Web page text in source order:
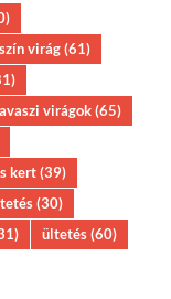
virág(61)
virágok(65)
kert(39)
(30)
ültetés(60)